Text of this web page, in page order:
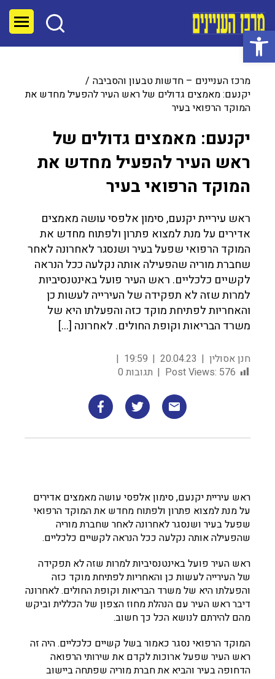
פתח סרגל נגישות
מרכז העניינים – חדשות טבעון והסביבה
יקנעם: מאמצים גדולים של ראש העיר להפעיל מחדש את
המוקד הרפואי בעיר
יקנעם: מאמצים גדולים של
ראש העיר להפעיל מחדש את
המוקד הרפואי בעיר
ראש עיריית יקנעם, סימון אלפסי עושה מאמצים
אדירים על מנת למצוא פתרון ולפתוח מחדש את
המוקד הרפואי שפעל בעיר ושנסגר לאחרונה לאחר
שחברת מוריה שהפעילה אותה נקלעה ככל הנראה
לקשיים כלכליים. ראש העיר פועל באינטנסיביות
למרות שזה לא תפקידה של העירייה לעשות כן
והאחריות לפתיחת מוקד כזה והפעלתו היא של
משרד הבריאות וקופת החולים. לאחרונה […]
חנן אסולין 20.04.23
19:59
Post Views: 576 תגובות 0
ראש עיריית יקנעם, סימון אלפסי עושה מאמצים אדירים
על מנת למצוא פתרון ולפתוח מחדש את המוקד הרפואי
שפעל בעיר ושנסגר לאחרונה לאחר שחברת מוריה
שהפעילה אותה נקלעה ככל הנראה לקשיים כלכליים.
ראש העיר פועל באינטנסיביות למרות שזה לא תפקידה
של העירייה לעשות כן והאחריות לפתיחת מוקד כזה
והפעלתו היא של משרד הבריאות וקופת החולים. לאחרונה
דיבר ראש העיר עם הנהלת מחוז הצפון של הכללית וביקש
מהם להירתם לנושא הכל כך חשוב.
המוקד הרפואי נסגר כאמור בשל קשיים כלכליים. היה זה
ראש העיר שפעל ארוכות לקדם את שירותי הרפואה
הדחופה בעיר והביא את חברת מוריה שפתחה ביישוב